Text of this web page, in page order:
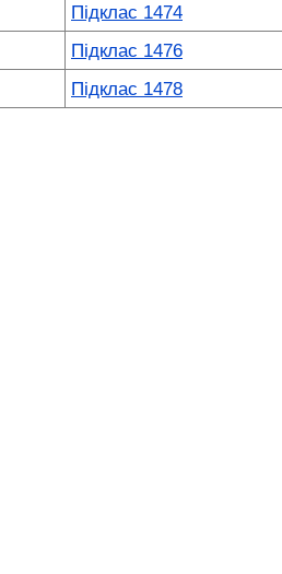
Підклас 1474
Підклас 1476
Підклас 1478